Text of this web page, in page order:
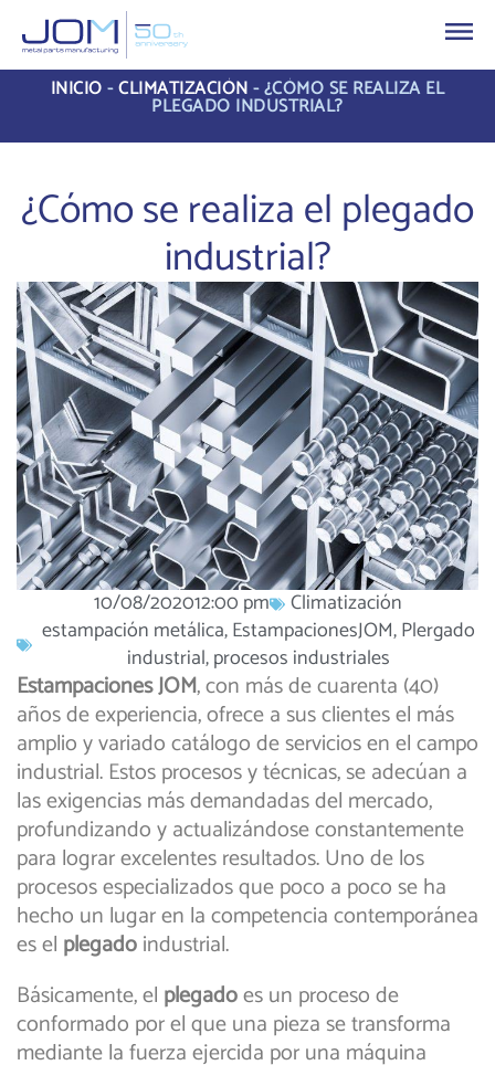
INICIO-CLIMATIZACIÓN-¿CÓMO SE REALIZA EL
PLEGADO INDUSTRIAL?
¿Cómo se realiza el plegado
industrial?
10/08/202012:00 pm
Climatización
estampación metálica,EstampacionesJOM,Plergado
industrial,procesos industriales
Estampaciones JOM, con más de cuarenta (40)
años de experiencia, ofrece a sus clientes el más
amplio y variado catálogo de servicios en el campo
industrial. Estos procesos y técnicas, se adecúan a
las exigencias más demandadas del mercado,
profundizando y actualizándose constantemente
para lograr excelentes resultados. Uno de los
procesos especializados que poco a poco se ha
hecho un lugar en la competencia contemporánea
es el plegadoindustrial.
Básicamente, el plegadoes un proceso de
conformado por el que una pieza se transforma
mediante la fuerza ejercida por una máquina